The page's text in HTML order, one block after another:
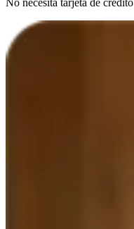
No necesita tarjeta de crédito